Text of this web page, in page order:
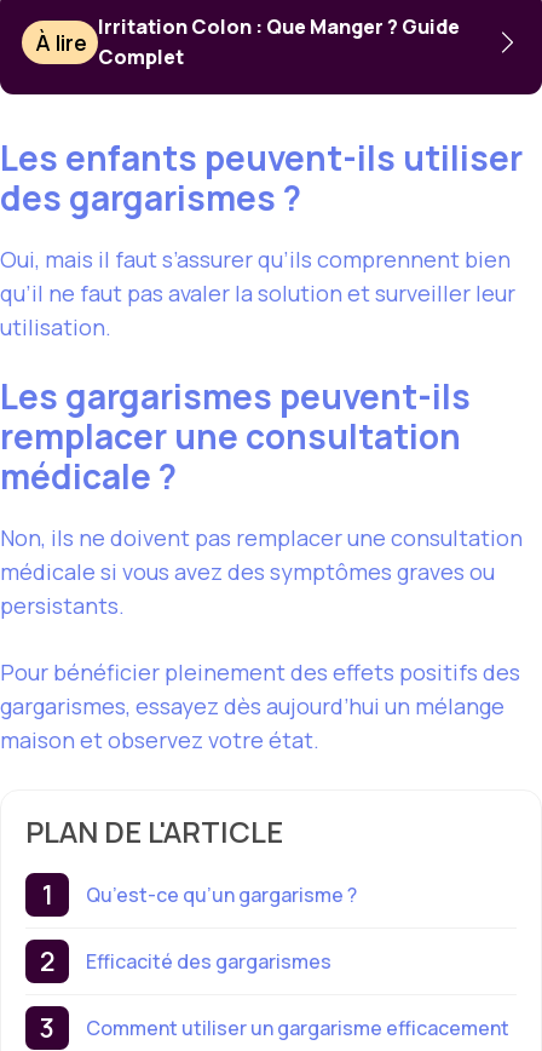
À lire
Irritation Colon : Que Manger ? Guide
Complet
Les enfants peuvent-ils utiliser
des gargarismes ?
Oui, mais il faut s’assurer qu’ils comprennent bien
qu’il ne faut pas avaler la solution et surveiller leur
utilisation.
Les gargarismes peuvent-ils
remplacer une consultation
médicale ?
Non, ils ne doivent pas remplacer une consultation
médicale si vous avez des symptômes graves ou
persistants.
Pour bénéficier pleinement des effets positifs des
gargarismes, essayez dès aujourd’hui un mélange
maison et observez votre état.
PLAN DE L'ARTICLE
Qu’est-ce qu’un gargarisme ?
Efficacité des gargarismes
Comment utiliser un gargarisme efficacement